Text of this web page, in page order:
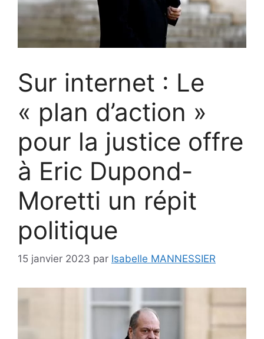
Sur internet : Le
« plan d’action »
pour la justice offre
à Eric Dupond-
Moretti un répit
politique
15 janvier 2023 par Isabelle MANNESSIER